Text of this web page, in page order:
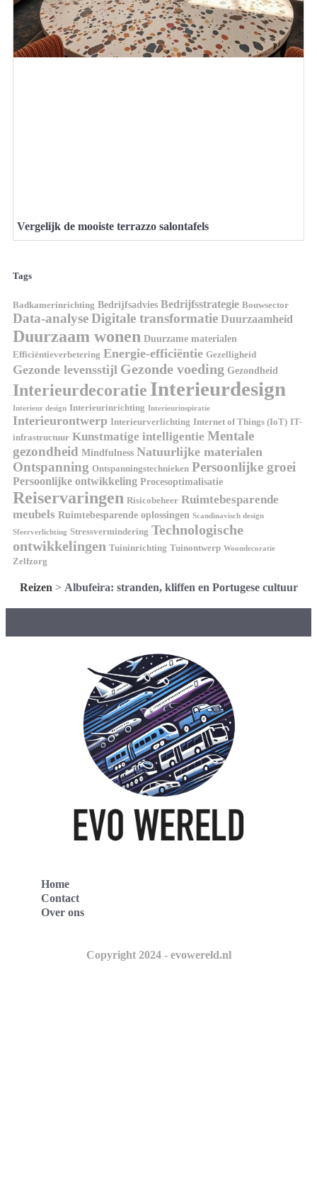
Vergelijk de mooiste terrazzo salontafels
Tags
Badkamerinrichting Bedrijfsadvies Bedrijfsstrategie Bouwsector
Data-analyseDigitale transformatie Duurzaamheid
Duurzaam wonen Duurzame materialen
Efficiëntieverbetering Energie-efficiëntie Gezelligheid
Gezonde levensstijl Gezonde voeding Gezondheid
Interieurdecoratie Interieurdesign
Interieur design Interieurinrichting Interieurinspiratie
Interieurontwerp Interieurverlichting Internet of Things (IoT) IT-
infrastructuur Kunstmatige intelligentie Mentale
gezondheid Mindfulness Natuurlijke materialen
Ontspanning Ontspanningstechnieken Persoonlijke groei
Persoonlijke ontwikkeling Procesoptimalisatie
Reiservaringen Risicobeheer Ruimtebesparende
meubels Ruimtebesparende oplossingen Scandinavisch design
Sfeerverlichting Stressvermindering Technologische
ontwikkelingen Tuininrichting Tuinontwerp Woondecoratie
Zelfzorg
Reizen > Albufeira: stranden, kliffen en Portugese cultuur
Home
Contact
Over ons
Copyright 2024 - evowereld.nl